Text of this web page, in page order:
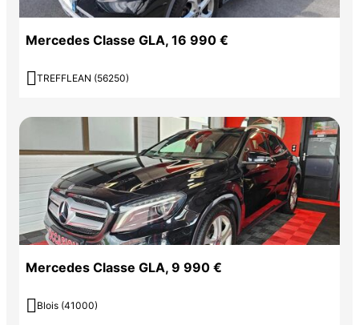
Mercedes Classe GLA, 16 990 €
 TREFFLEAN (56250)
Mercedes Classe GLA, 9 990 €
 Blois (41000)